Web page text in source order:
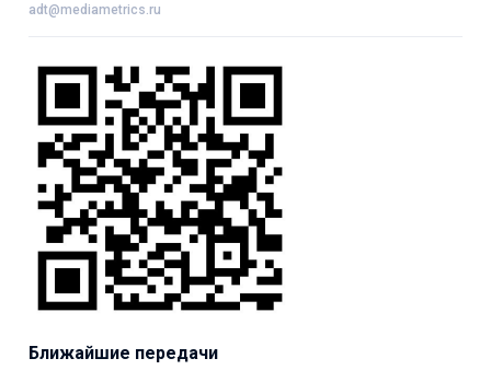
adt@mediametrics.ru
Ближайшие передачи